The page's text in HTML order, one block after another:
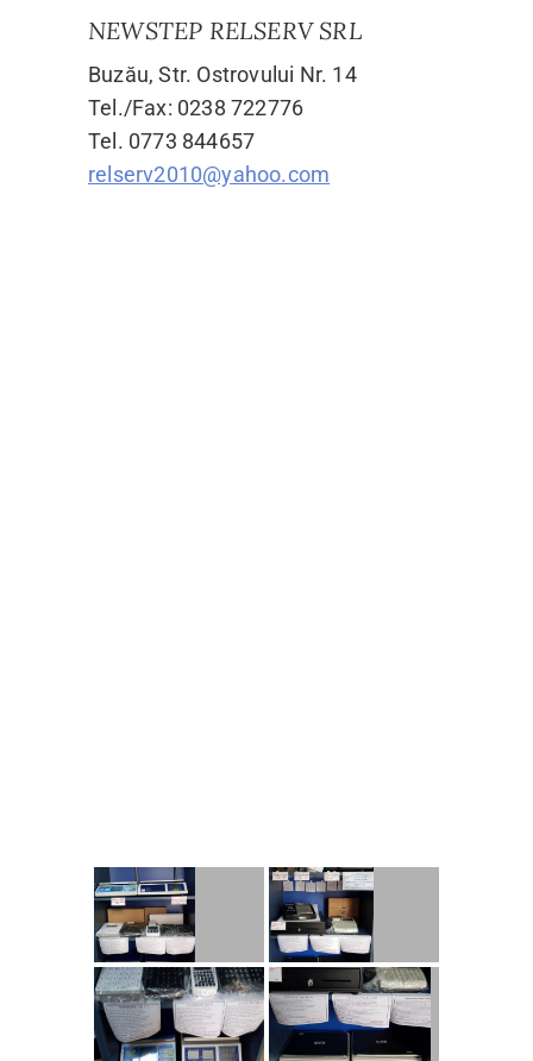
NEWSTEP RELSERV SRL
Buzău, Str. Ostrovului Nr. 14
Tel./Fax: 0238 722776
Tel. 0773 844657
relserv2010@yahoo.com